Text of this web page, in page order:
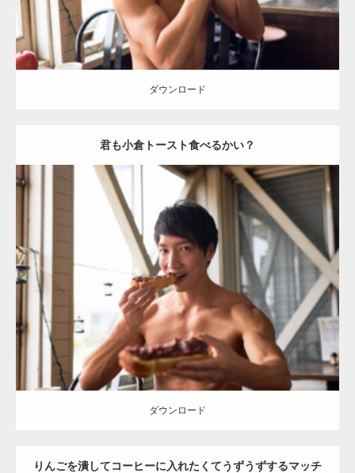
ダウンロード
君も小倉トースト食べるかい？
Update:2023.02.11
Category: 喫茶店のマッチョ(名古屋) その他 AKIHITO(細マッチョ) 名
古屋 (愛知)
ダウンロード
ダウンロード
りんごを潰してコーヒーに入れたくてうずうずするマッチ